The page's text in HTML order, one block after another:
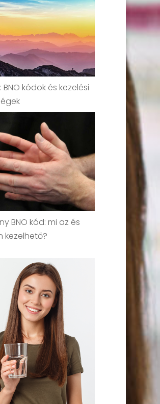
BNO kódok és kezelési
BNO kód: mi az és
kezelhető?